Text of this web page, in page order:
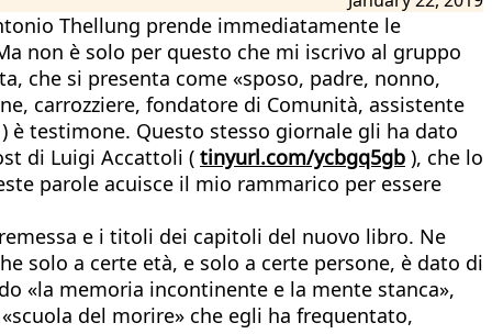
Thellung prende immediatamente le
non è solo per questo che mi iscrivo al gruppo
che si presenta come «sposo, padre, nonno,
carrozziere, fondatore di Comunità, assistente
) è testimone. Questo stesso giornale gli ha dato
di Luigi Accattoli ( tinyurl.com/ycbgq5gb ), che lo
parole acuisce il mio rammarico per essere
e i titoli dei capitoli del nuovo libro. Ne
solo a certe età, e solo a certe persone, è dato di
«la memoria incontinente e la mente stanca»,
del morire» che egli ha frequentato,